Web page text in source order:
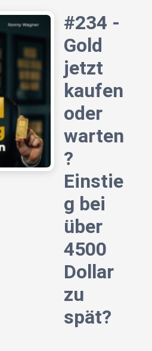
#234 -
Gold
jetzt
kaufen
oder
warten
?
Einstie
g bei
über
4500
Dollar
zu
spät?